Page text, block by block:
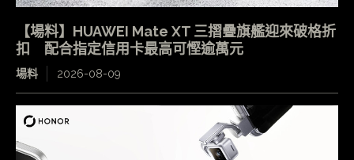
【場料】HUAWEI Mate XT 三摺疊旗艦迎來破格折
扣 配合指定信用卡最高可慳逾萬元
場料 2026-08-09